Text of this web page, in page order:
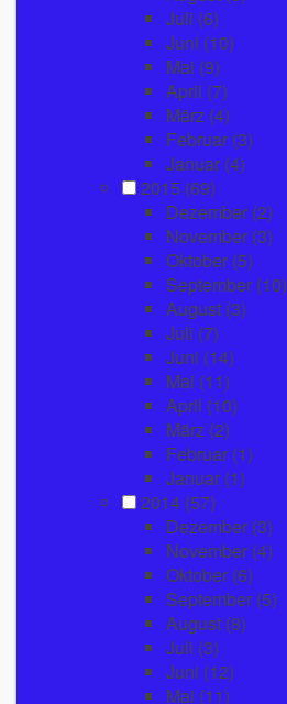
Juli (6)
Juni (10)
Mai (9)
April (7)
März (4)
Februar (3)
Januar (4)
2015 (69)
Dezember (2)
November (3)
Oktober (5)
September (10)
August (3)
Juli (7)
Juni (14)
Mai (11)
April (10)
März (2)
Februar (1)
Januar (1)
2014 (57)
Dezember (3)
November (4)
Oktober (6)
September (5)
August (8)
Juli (3)
Juni (12)
Mai (11)